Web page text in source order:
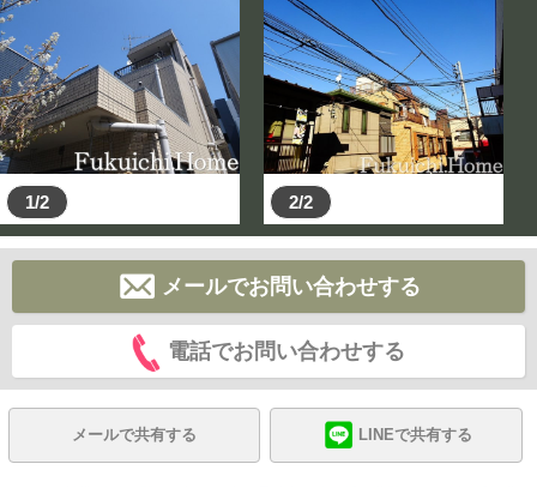
1/2 2/2
メールでお問い合わせする
電話でお問い合わせする
メールで共有する LINEで共有する